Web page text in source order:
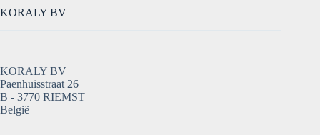
KORALY BV
KORALY BV
Paenhuisstraat 26
B - 3770 RIEMST
België